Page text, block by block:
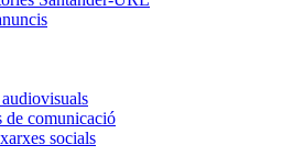
de comunicació
socials